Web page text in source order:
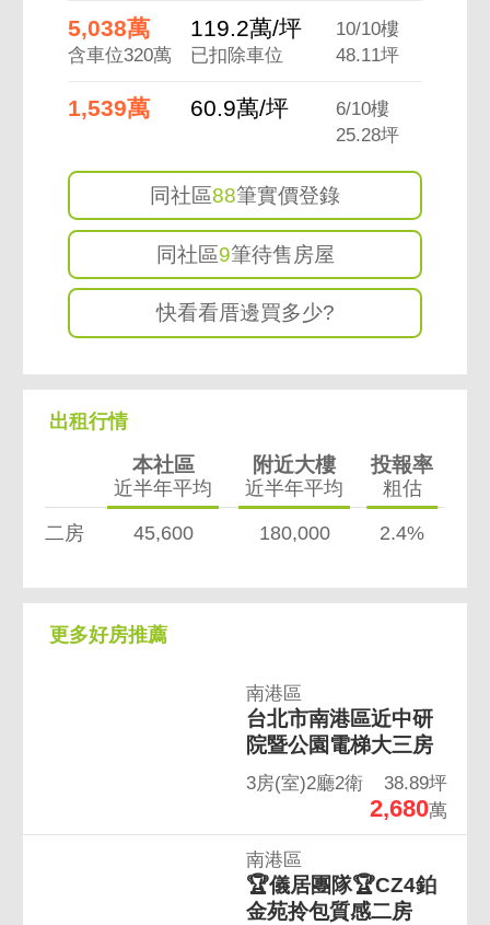
5,038萬
含車位320萬
119.2萬/坪
已扣除車位
10/10樓
48.11坪
1,539萬 60.9萬/坪
6/10樓
25.28坪
同社區88筆實價登錄
同社區9筆待售房屋
快看看厝邊買多少?
出租行情
本社區
近半年平均
附近大樓
近半年平均
投報率
粗估
二房 45,600 180,000 2.4%
更多好房推薦
南港區
台北市南港區近中研
院暨公園電梯大三房
3房(室)2廳2衛 38.89坪
2,680萬
南港區
🏆儀居團隊🏆CZ4鉑
金苑拎包質感二房